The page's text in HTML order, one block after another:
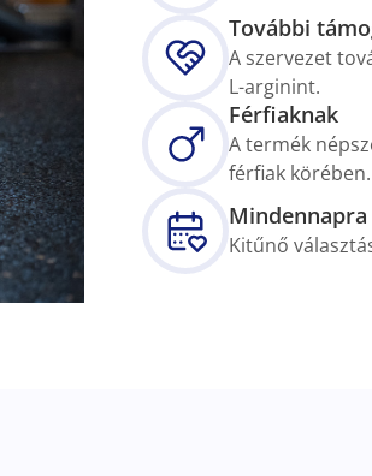
További
A szervezet
L-arginint.
Férfiaknak
A termék
férfiak körében.
Mindennapra
Kitűnő